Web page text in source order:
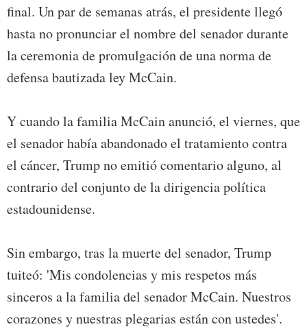
final. Un par de semanas atrás, el presidente llegó
hasta no pronunciar el nombre del senador durante
la ceremonia de promulgación de una norma de
defensa bautizada ley McCain.
Y cuando la familia McCain anunció, el viernes, que
el senador había abandonado el tratamiento contra
el cáncer, Trump no emitió comentario alguno, al
contrario del conjunto de la dirigencia política
estadounidense.
Sin embargo, tras la muerte del senador, Trump
tuiteó: 'Mis condolencias y mis respetos más
sinceros a la familia del senador McCain. Nuestros
corazones y nuestras plegarias están con ustedes'.